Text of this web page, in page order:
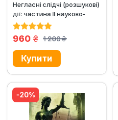
Ексклюзив Новинка!
Негласні слідчі (розшукові)
дії: частина ІІ науково-
практичного...
1 200
грн.
960 грн.
-20%